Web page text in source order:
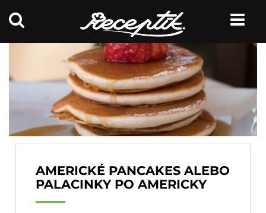
AMERICKÉ PANCAKES ALEBO
PALACINKY PO AMERICKY